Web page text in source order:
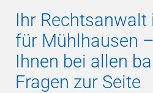
Ihr
für Mühlhausen
Ihnen bei allen
Fragen zur Seite